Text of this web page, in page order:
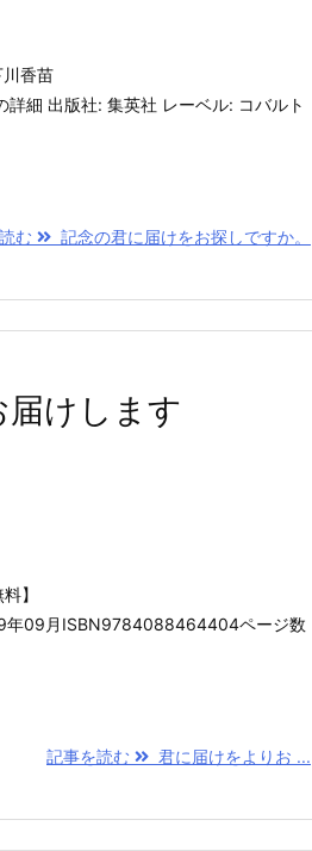
香苗
細 出版社: 集英社 レーベル: コバルト
む 記念の君に届けをお探しですか。
けします
】
年09月ISBN9784088464404ページ数
記事を読む 君に届けをよりお ...